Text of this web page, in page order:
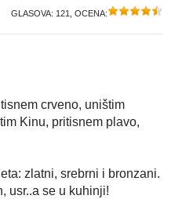
GLASOVA: 121 , OCENA:
crveno, uništim
Kinu, pritisnem plavo,
zlatni, srebrni i bronzani.
usr..a se u kuhinji!